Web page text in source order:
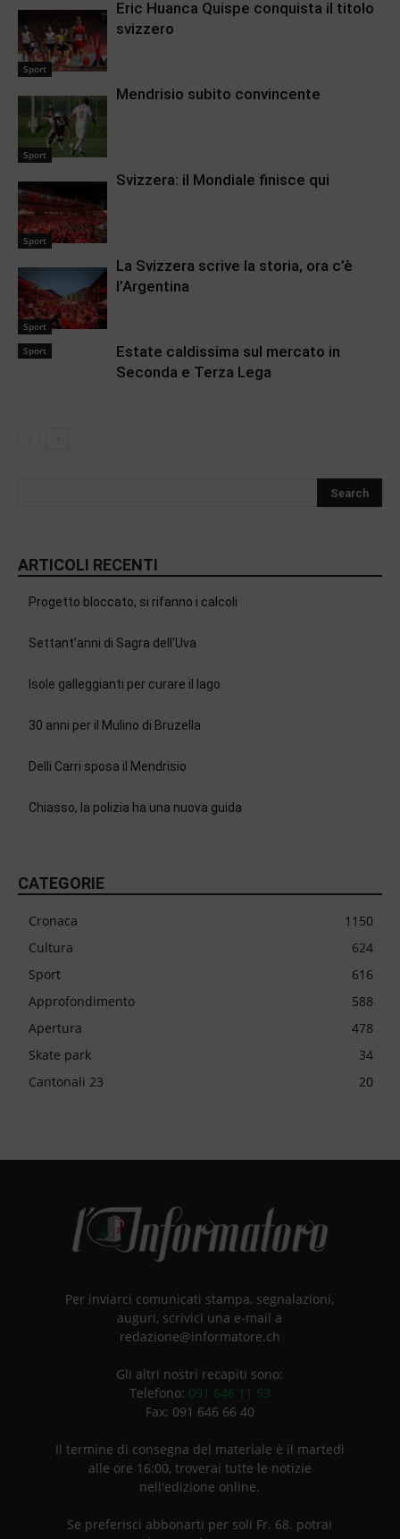
Sport
Eric Huanca Quispe conquista il titolo
svizzero
Sport
Mendrisio subito convincente
Sport
Svizzera: il Mondiale finisce qui
Sport
La Svizzera scrive la storia, ora c’è
l’Argentina
Sport
Estate caldissima sul mercato in
Seconda e Terza Lega
ARTICOLI RECENTI
Progetto bloccato, si rifanno i calcoli
Settant’anni di Sagra dell’Uva
Isole galleggianti per curare il lago
30 anni per il Mulino di Bruzella
Delli Carri sposa il Mendrisio
Chiasso, la polizia ha una nuova guida
CATEGORIE
Cronaca
1150
Cultura
624
Sport
616
Approfondimento
588
Apertura
478
Skate park
34
Cantonali 23
20
Per inviarci comunicati stampa, segnalazioni,
auguri, scrivici una e-mail a
redazione@informatore.ch
Gli altri nostri recapiti sono:
Telefono: 091 646 11 53
Fax: 091 646 66 40
Il termine di consegna del materiale è il martedì
alle ore 16:00, troverai tutte le notizie
nell'edizione online.
Se preferisci abbonarti per soli Fr. 68. potrai